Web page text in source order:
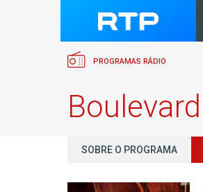
PROGRAMAS RÁDIO
Boulevard
SOBRE O PROGRAMA